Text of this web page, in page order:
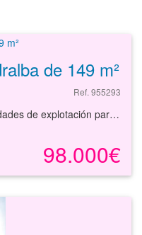
de 149 m²
Ref. 955293
Local comercial con muchas posibilidades de explotación para cualquier tipo de negocio. Dispone de acceso directo en la Calle Bugarra, situado en el municipio de Pedralba, en la provincia de Valencia. En general el inmueble se encuentra en buen estado de conservación, siendo necesario realizar las reformas necesarias para adecuarlo al negocio a emprender. Se ubica en una de las zonas de mayor tránsito de la ciudad, siempre se ha considerado que se trata de una zona próxima a las principales calles de la localidad, donde se ubican las principales firmas comerciales y entidades financieras relevantes. La calle tiene una gran densidad de tráfico y una densidad peatonal media. El entorno es principalmente residencial, con edificios entre medianeras de entre seis y siete alturas, generalmente con locales comerciales en planta baja. Dicha calle conecta las principales zonas de la ciudad con el casco antiguo.
98.000€